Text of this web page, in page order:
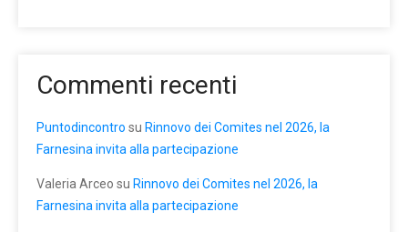
Commenti recenti
Puntodincontro su Rinnovo dei Comites nel 2026, la
Farnesina invita alla partecipazione
Valeria Arceo su Rinnovo dei Comites nel 2026, la
Farnesina invita alla partecipazione